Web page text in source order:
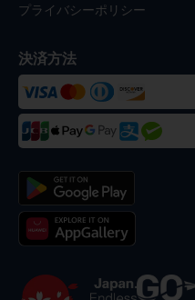
プライバシーポリシー
決済方法